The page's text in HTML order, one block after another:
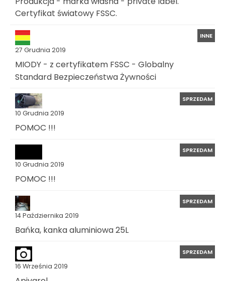
Certyfikat światowy FSSC.
27 Grudnia 2019
INNE
MIODY - z certyfikatem FSSC - Globalny
Standard Bezpieczeństwa Żywności
10 Grudnia 2019
SPRZEDAM
POMOC !!!
10 Grudnia 2019
SPRZEDAM
POMOC !!!
14 Października 2019
SPRZEDAM
Bańka, kanka aluminiowa 25L
16 Września 2019
SPRZEDAM